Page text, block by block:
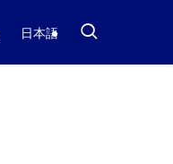
日本語